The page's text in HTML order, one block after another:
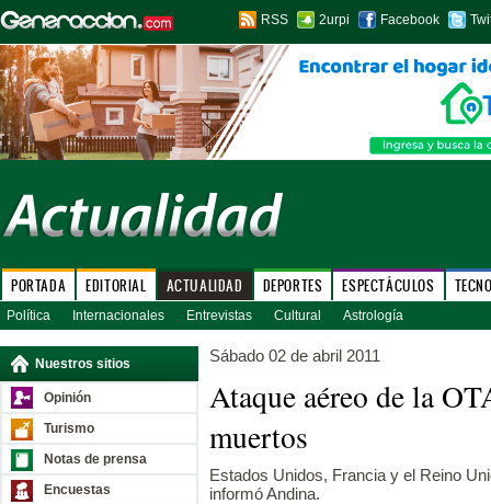
RSS 2urpi Facebook
PORTADA EDITORIAL ACTUALIDAD DEPORTES ESPECTÁCULOS
Política Internacionales Entrevistas Cultural Astrología
Nuestros sitios
Opinión
Turismo
Notas de prensa
Encuestas
Sábado 02 de abril 2011
Ataque aéreo de la
muertos
Estados Unidos, Francia y el Reino
informó Andina.